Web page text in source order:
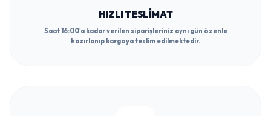
HIZLI TESLIMAT
Saat 16:00'a kadar verilen siparişleriniz aynı gün özenle
hazırlanıp kargoya teslim edilmektedir.